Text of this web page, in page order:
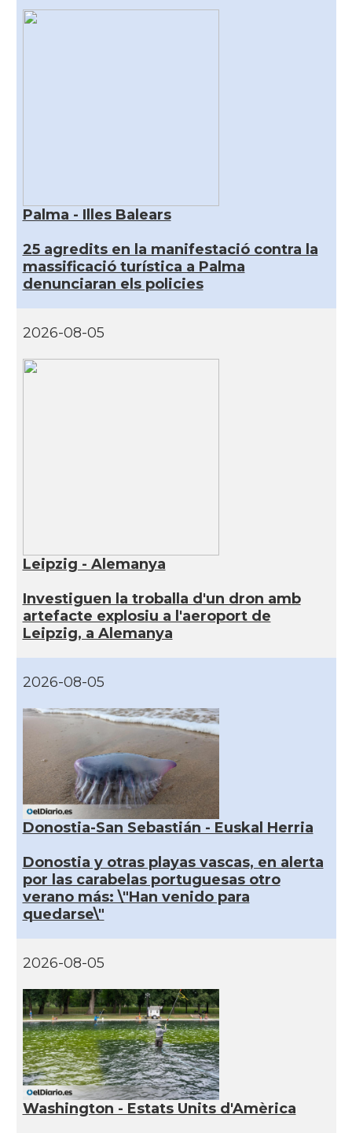
Palma - Illes Balears
25 agredits en la manifestació contra la
massificació turística a Palma
denunciaran els policies
2026-08-05
Leipzig - Alemanya
Investiguen la troballa d'un dron amb
artefacte explosiu a l'aeroport de
Leipzig, a Alemanya
2026-08-05
Donostia-San Sebastián - Euskal Herria
Donostia y otras playas vascas, en alerta
por las carabelas portuguesas otro
verano más: \"Han venido para
quedarse\"
2026-08-05
Washington - Estats Units d'Amèrica